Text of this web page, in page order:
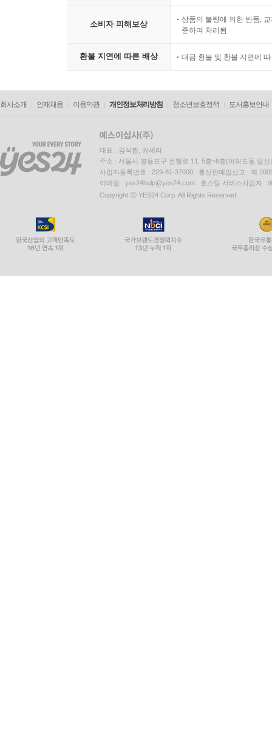
소비자 피해보상
상품의 불량에 의한 반품,
준하여 처리됨
환불 지연에 따른 배상 대금 환불 및 환불 지연에
회사소개 인재채용 이용약관 개인정보처리방침 청소년보호정책 도서홍보안내
대표 : 김석환, 최세라
주소 : 서울시 영등포구 은행로 11, 5층~6층(여의도동,일신
사업자등록번호 : 229-81-37000 통신판매업신고 : 제
이메일 : yes24help@yes24.com 호스팅 서비스사업자 :
Copyright ⓒ YES24 Corp. All Rights Reserved.